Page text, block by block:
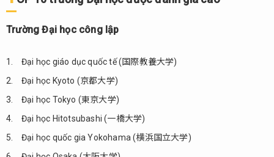
tiếng
học
Trường Đại học công lập
Đại học giáo dục quốc tế (国際教養大学)
Đại học Kyoto (京都大学)
Đại học Tokyo (東京大学)
Đại học Hitotsubashi (一橋大学)
Đại học quốc gia Yokohama (横浜国立大学)